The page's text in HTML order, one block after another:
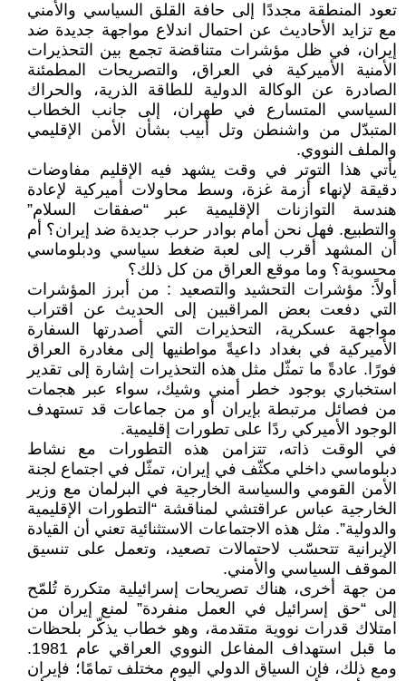
تعود المنطقة مجددًا إلى حافة القلق السياسي والأمني
مع تزايد الأحاديث عن احتمال اندلاع مواجهة جديدة ضد
إيران، في ظل مؤشرات متناقضة تجمع بين التحذيرات
الأمنية الأميركية في العراق، والتصريحات المطمئنة
الصادرة عن الوكالة الدولية للطاقة الذرية، والحراك
السياسي المتسارع في طهران، إلى جانب الخطاب
المتبدّل من واشنطن وتل أبيب بشأن الأمن الإقليمي
والملف النووي.
يأتي هذا التوتر في وقت يشهد فيه الإقليم مفاوضات
دقيقة لإنهاء أزمة غزة، وسط محاولات أميركية لإعادة
هندسة التوازنات الإقليمية عبر “صفقات السلام”
والتطبيع. فهل نحن أمام بوادر حرب جديدة ضد إيران؟ أم
أن المشهد أقرب إلى لعبة ضغط سياسي ودبلوماسي
محسوبة؟ وما موقع العراق من كل ذلك؟
أولاً: مؤشرات التحشيد والتصعيد : من أبرز المؤشرات
التي دفعت بعض المراقبين إلى الحديث عن اقتراب
مواجهة عسكرية، التحذيرات التي أصدرتها السفارة
الأميركية في بغداد داعيةً مواطنيها إلى مغادرة العراق
فورًا. عادةً ما تمثّل مثل هذه التحذيرات إشارة إلى تقدير
استخباري بوجود خطر أمني وشيك، سواء عبر هجمات
من فصائل مرتبطة بإيران أو من جماعات قد تستهدف
الوجود الأميركي ردًا على تطورات إقليمية.
في الوقت ذاته، تتزامن هذه التطورات مع نشاط
دبلوماسي داخلي مكثّف في إيران، تمثّل في اجتماع لجنة
الأمن القومي والسياسة الخارجية في البرلمان مع وزير
الخارجية عباس عراقتشي لمناقشة “التطورات الإقليمية
والدولية”. مثل هذه الاجتماعات الاستثنائية تعني أن القيادة
الإيرانية تتحسّب لاحتمالات تصعيد، وتعمل على تنسيق
الموقف السياسي والأمني.
من جهة أخرى، هناك تصريحات إسرائيلية متكررة تُلمّح
إلى “حق إسرائيل في العمل منفردة” لمنع إيران من
امتلاك قدرات نووية متقدمة، وهو خطاب يذكّر بلحظات
ما قبل استهداف المفاعل النووي العراقي عام 1981.
ومع ذلك، فإن السياق الدولي اليوم مختلف تمامًا؛ فإيران